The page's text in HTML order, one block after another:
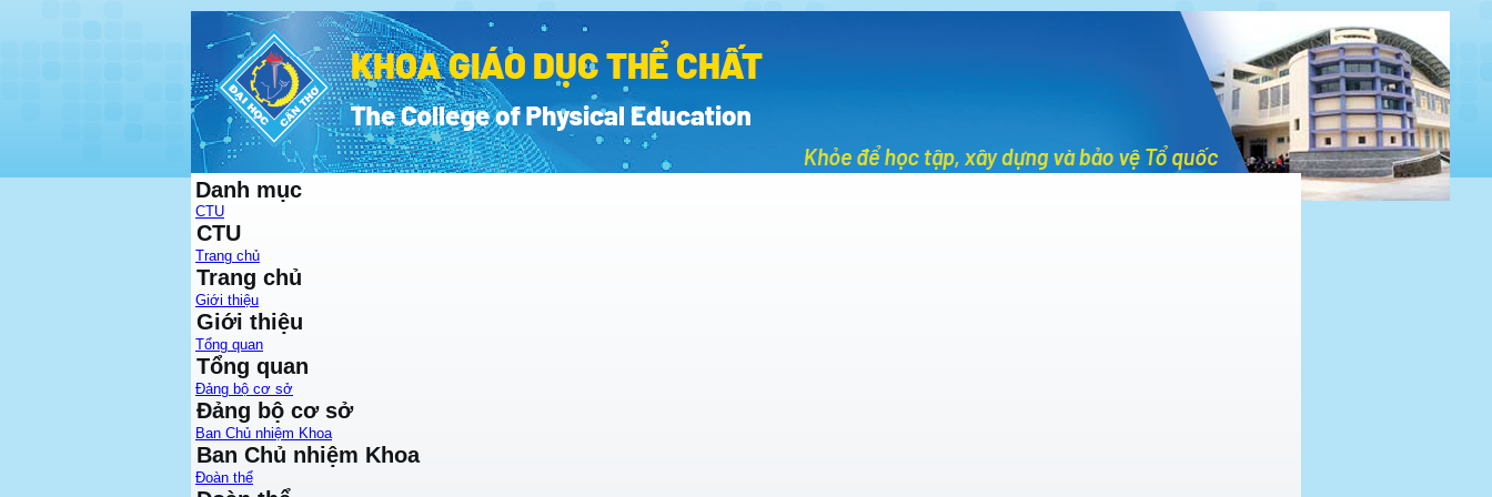
Danh mục
CTU
CTU
Trang chủ
Trang chủ
Giới thiệu
Giới thiệu
Tổng quan
Tổng quan
Đảng bộ cơ sở
Đảng bộ cơ sở
Ban Chủ nhiệm Khoa
Ban Chủ nhiệm Khoa
Đoàn thể